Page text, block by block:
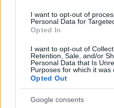
I want to opt-out of
Personal Data for
Opted In
I want to opt-out of
Retention, Sale, and/or
Personal Data that Is
Purposes for which it was
Opted Out
Google consents